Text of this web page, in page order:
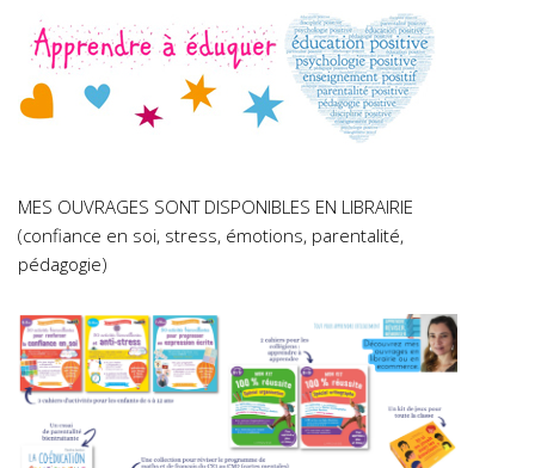
MES OUVRAGES SONT DISPONIBLES EN LIBRAIRIE
(confiance en soi, stress, émotions, parentalité,
pédagogie)